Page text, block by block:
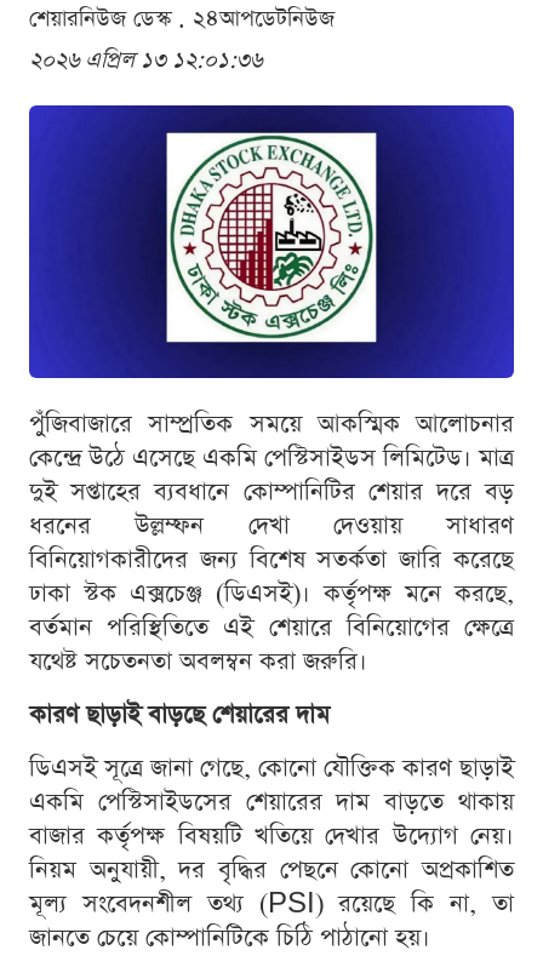
শেয়ারনিউজ ডেস্ক . ২৪আপডেটনিউজ
২০২৬ এপ্রিল ১৩ ১২:০১:৩৬
পুঁজিবাজারে সাম্প্রতিক সময়ে আকস্মিক আলোচনার
কেন্দ্রে উঠে এসেছে একমি পেস্টিসাইডস লিমিটেড। মাত্র
দুই সপ্তাহের ব্যবধানে কোম্পানিটির শেয়ার দরে বড়
ধরনের উল্লম্ফন দেখা দেওয়ায় সাধারণ
বিনিয়োগকারীদের জন্য বিশেষ সতর্কতা জারি করেছে
ঢাকা স্টক এক্সচেঞ্জ (ডিএসই)। কর্তৃপক্ষ মনে করছে,
বর্তমান পরিস্থিতিতে এই শেয়ারে বিনিয়োগের ক্ষেত্রে
যথেষ্ট সচেতনতা অবলম্বন করা জরুরি।
কারণ ছাড়াই বাড়ছে শেয়ারের দাম
ডিএসই সূত্রে জানা গেছে, কোনো যৌক্তিক কারণ ছাড়াই
একমি পেস্টিসাইডসের শেয়ারের দাম বাড়তে থাকায়
বাজার কর্তৃপক্ষ বিষয়টি খতিয়ে দেখার উদ্যোগ নেয়।
নিয়ম অনুযায়ী, দর বৃদ্ধির পেছনে কোনো অপ্রকাশিত
মূল্য সংবেদনশীল তথ্য (PSI) রয়েছে কি না, তা
জানতে চেয়ে কোম্পানিটিকে চিঠি পাঠানো হয়।